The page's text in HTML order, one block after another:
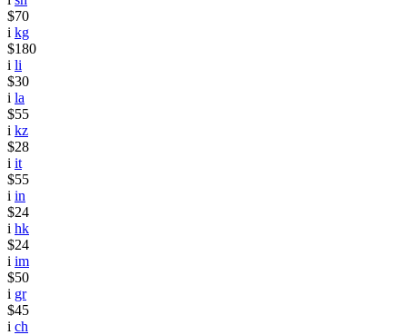
$70
i kg
$180
i li
$30
i la
$55
i kz
$28
i it
$55
i in
$24
i hk
$24
i im
$50
i gr
$45
i ch